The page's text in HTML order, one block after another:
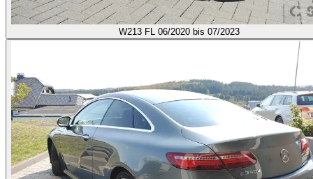
W213 FL 06/2020 bis 07/2023